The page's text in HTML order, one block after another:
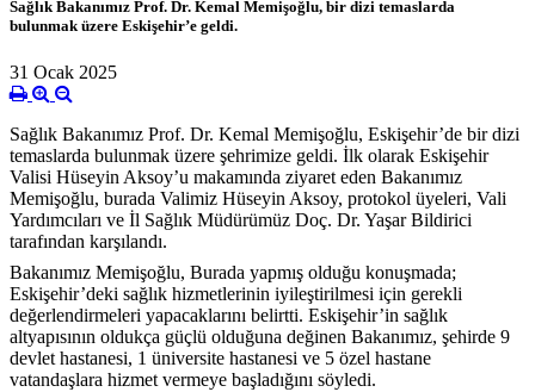
Sağlık Bakanımız Prof. Dr. Kemal Memişoğlu, bir dizi temaslarda
bulunmak üzere Eskişehir’e geldi.
31 Ocak 2025
Sağlık Bakanımız Prof. Dr. Kemal Memişoğlu, Eskişehir’de bir dizi
temaslarda bulunmak üzere şehrimize geldi. İlk olarak Eskişehir
Valisi Hüseyin Aksoy’u makamında ziyaret eden Bakanımız
Memişoğlu, burada Valimiz Hüseyin Aksoy, protokol üyeleri, Vali
Yardımcıları ve İl Sağlık Müdürümüz Doç. Dr. Yaşar Bildirici
tarafından karşılandı.
Bakanımız Memişoğlu, Burada yapmış olduğu konuşmada;
Eskişehir’deki sağlık hizmetlerinin iyileştirilmesi için gerekli
değerlendirmeleri yapacaklarını belirtti. Eskişehir’in sağlık
altyapısının oldukça güçlü olduğuna değinen Bakanımız, şehirde 9
devlet hastanesi, 1 üniversite hastanesi ve 5 özel hastane
vatandaşlara hizmet vermeye başladığını söyledi.